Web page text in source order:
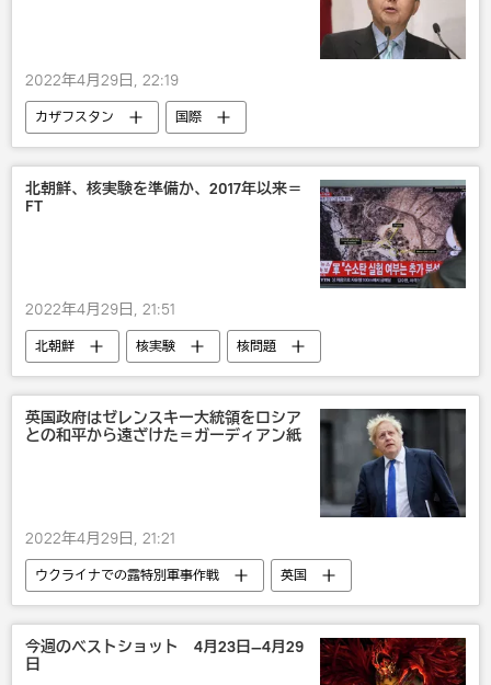
2022年4月29日, 22:19
カザフスタン
国際
戦争・紛争・対立・外交
北朝鮮、核実験を準備か、2017年以来＝
FT
2022年4月29日, 21:51
北朝鮮 核実験
核問題
国際
軍事
英国政府はゼレンスキー大統領をロシア
との和平から遠ざけた＝ガーディアン紙
2022年4月29日, 21:21
ウクライナでの露特別軍事作戦
英国
ロシア
ウォロディミル・ゼレンスキー
ウクライナ
政治
今週のベストショット 4月23日―4月29
日